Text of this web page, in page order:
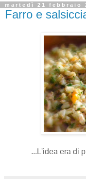
martedì 21 febbraio
Farro e
...L'idea era di